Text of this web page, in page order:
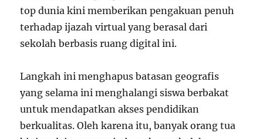
top dunia kini memberikan pengakuan penuh
terhadap ijazah virtual yang berasal dari
sekolah berbasis ruang digital ini.
Langkah ini menghapus batasan geografis
yang selama ini menghalangi siswa berbakat
untuk mendapatkan akses pendidikan
berkualitas. Oleh karena itu, banyak orang tua